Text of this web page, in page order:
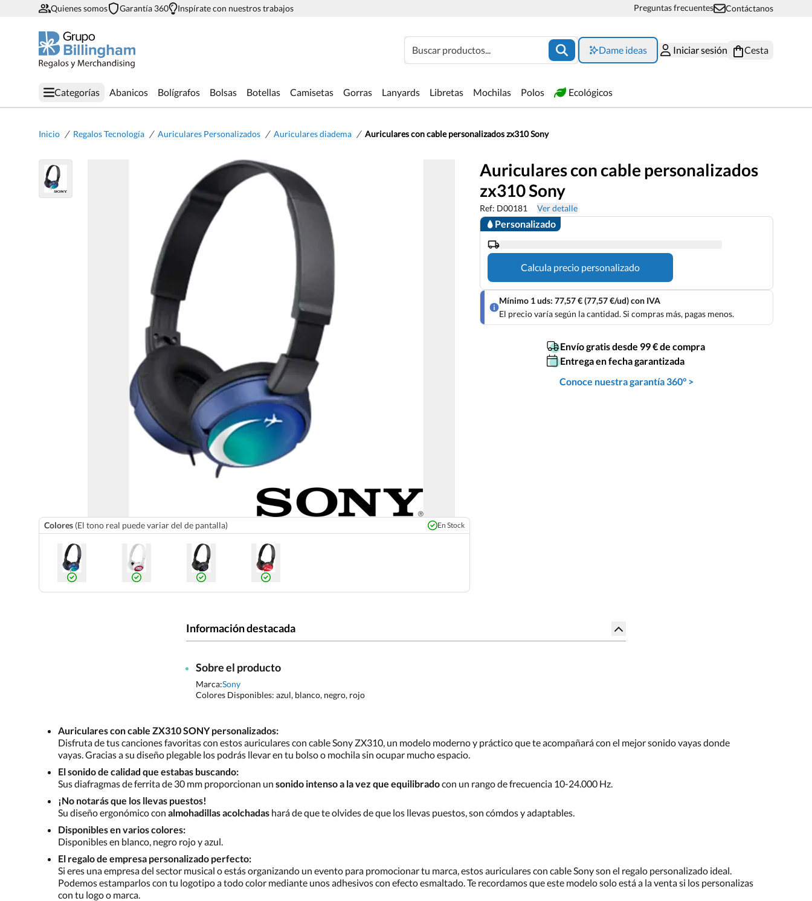
Quienes somos Garantía 360 Inspírate con nuestros trabajos Preguntas frecuentes Contáctanos
Buscar productos... Dame ideas Iniciar sesión Cesta
Categorías Abanicos Bolígrafos Bolsas Botellas Camisetas Gorras Lanyards Libretas Mochilas Polos Ecológicos
Inicio / Regalos Tecnología / Auriculares Personalizados / Auriculares diadema / Auriculares con cable personalizados zx310 Sony
Colores (El tono real puede variar del de pantalla) En Stock
Auriculares con cable personalizados
zx310 Sony
Ref: D00181 Ver detalle
Personalizado
Calcula precio personalizado
Mínimo 1 uds: 77,57 € (77,57 €/ud) con IVA
El precio varía según la cantidad. Si compras más, pagas menos.
Envío gratis desde 99 € de compra
Entrega en fecha garantizada
Conoce nuestra garantía 360° >
Información destacada
Sobre el producto
Marca:Sony
Colores Disponibles: azul, blanco, negro, rojo
Auriculares con cable ZX310 SONY personalizados:
Disfruta de tus canciones favoritas con estos auriculares con cable Sony ZX310, un modelo moderno y práctico que te acompañará con el mejor sonido vayas donde
vayas. Gracias a su diseño plegable los podrás llevar en tu bolso o mochila sin ocupar mucho espacio.
El sonido de calidad que estabas buscando:
Sus diafragmas de ferrita de 30 mm proporcionan un sonido intenso a la vez que equilibradocon un rango de frecuencia 10-24.000 Hz.
¡No notarás que los llevas puestos!
Su diseño ergonómico con almohadillas acolchadas hará de que te olvides de que los llevas puestos, son cómdos y adaptables.
Disponibles en varios colores:
Disponibles en blanco, negro rojo y azul.
El regalo de empresa personalizado perfecto:
Si eres una empresa del sector musical o estás organizando un evento para promocionar tu marca, estos auriculares con cable Sony son el regalo personalizado ideal.
Podemos estamparlos con tu logotipo a todo color mediante unos adhesivos con efecto esmaltado. Te recordamos que este modelo solo está a la venta si los personalizas
con tu logo o marca.